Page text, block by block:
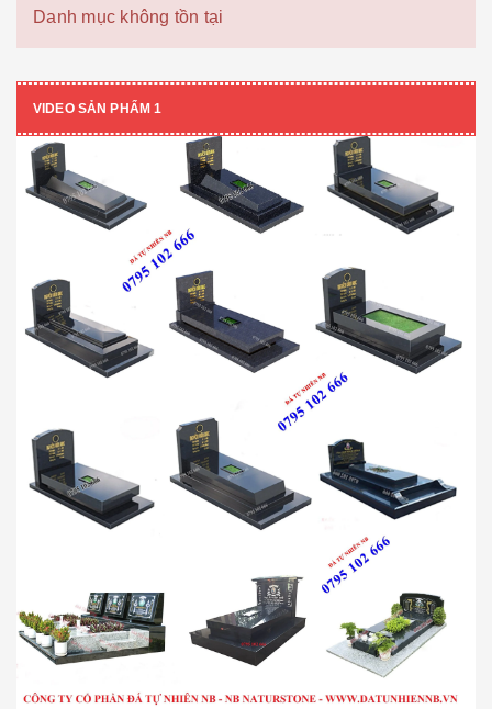
Danh mục không tồn tại
VIDEO SẢN PHẨM 1